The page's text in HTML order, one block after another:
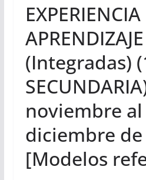
EXPERIENCIA
(Integradas)
noviembre al
diciembre de
[Modelos